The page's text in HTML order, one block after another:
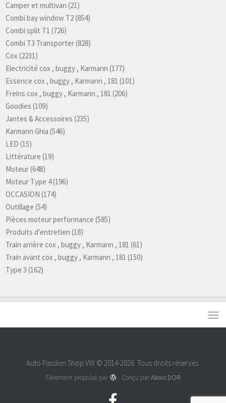
Camper et multivan (21)
Combi bay window T2(854)
Combi split T1 (726)
Combi T3 Transporter(828)
Cox(2231)
Electricité cox , buggy , Karmann (177)
Essence cox , buggy , Karmann , 181 (101)
Freins cox , buggy , Karmann , 181 (206)
Goodies (109)
Jantes & Accessoires (235)
Karmann Ghia (546)
LED (15)
Littérature (19)
Moteur(648)
Moteur Type 4(196)
OCCASION (174)
Outillage (54)
Pièces moteur performance (585)
Produits d'entretien (18)
Train arrière cox , buggy , Karmann , 181 (61)
Train avant cox , buggy , Karmann , 181 (150)
Type 3 (162)
Auto Passion Shop VW © 2014-2026. Tous droits réservés.
Fièrement propulsé par - Conçu parAlexis DOR